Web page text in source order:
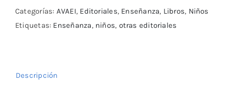
Categorías: AVAEI, Editoriales, Enseñanza, Libros, Niños
Etiquetas: Enseñanza, niños, otras editoriales
Descripción